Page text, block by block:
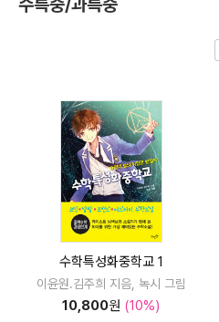
수특중/과특중
수학특성화중학교 1
이윤원.김주희 지음, 녹시 그림
10,800원 (10%)